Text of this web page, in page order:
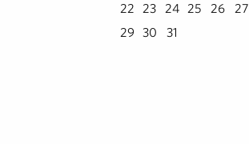
22 23 24 25 26 27
29 30 31